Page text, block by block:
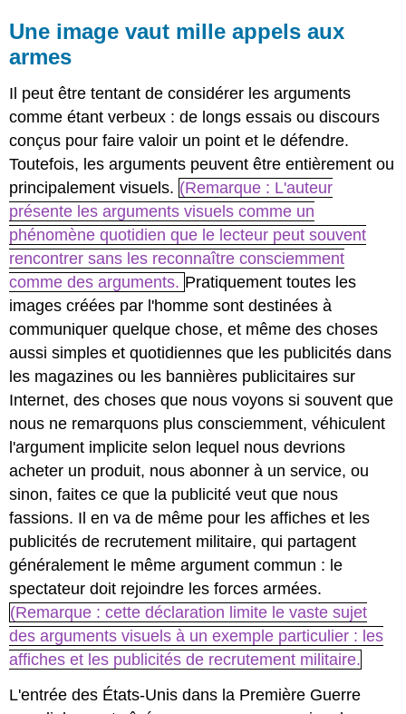
Une image vaut mille appels aux
armes
Il peut être tentant de considérer les arguments
comme étant verbeux : de longs essais ou discours
conçus pour faire valoir un point et le défendre.
Toutefois, les arguments peuvent être entièrement ou
principalement visuels. (Remarque : L'auteur
présente les arguments visuels comme un
phénomène quotidien que le lecteur peut souvent
rencontrer sans les reconnaître consciemment
comme des arguments. Pratiquement toutes les
images créées par l'homme sont destinées à
communiquer quelque chose, et même des choses
aussi simples et quotidiennes que les publicités dans
les magazines ou les bannières publicitaires sur
Internet, des choses que nous voyons si souvent que
nous ne remarquons plus consciemment, véhiculent
l'argument implicite selon lequel nous devrions
acheter un produit, nous abonner à un service, ou
sinon, faites ce que la publicité veut que nous
fassions. Il en va de même pour les affiches et les
publicités de recrutement militaire, qui partagent
généralement le même argument commun : le
spectateur doit rejoindre les forces armées.
(Remarque : cette déclaration limite le vaste sujet
des arguments visuels à un exemple particulier : les
affiches et les publicités de recrutement militaire.
L'entrée des États-Unis dans la Première Guerre